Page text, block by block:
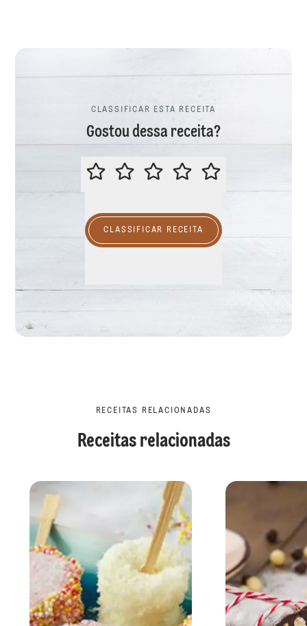
CLASSIFICAR ESTA RECEITA
Gostou dessa receita?
CLASSIFICAR ESTA RECEITA
CLASSIFICAR RECEITA
RECEITAS RELACIONADAS
Receitas relacionadas